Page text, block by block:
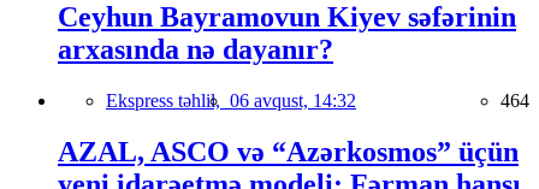
Ceyhun Bayramovun Kiyev səfərinin
arxasında nə dayanır?
Ekspress təhlil, 06 avqust, 14:32 464
AZAL, ASCO və “Azərkosmos” üçün